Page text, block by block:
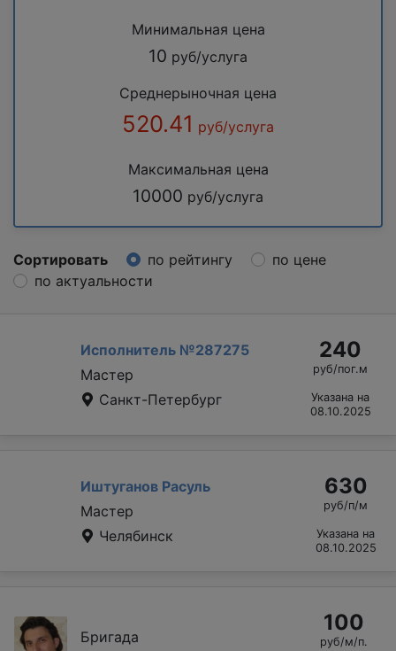
Минимальная цена
10 руб/услуга
Среднерыночная цена
520.41 руб/услуга
Максимальная цена
10000 руб/услуга
Сортировать по рейтингу
по цене
по актуальности
Исполнитель №287275
Мастер
Санкт-Петербург
240
руб/пог.м
Указана на
08.10.2025
Иштуганов Расуль
Мастер
Челябинск
630
руб/п/м
Указана на
08.10.2025
Бригада
100
руб/м/п.